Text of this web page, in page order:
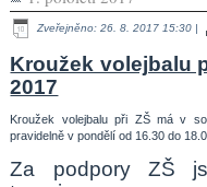
Zveřejněno: 26. 8. 2017 15:30 |
Kroužek volejbalu
2017
Kroužek volejbalu při ZŠ má v
pravidelně v pondělí od 16.30 do
Za podpory ZŠ